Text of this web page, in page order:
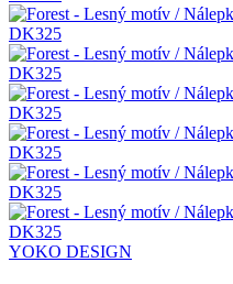
YOKO DESIGN